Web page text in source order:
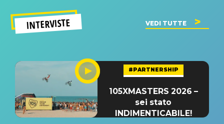
INTERVISTE VEDI TUTTE
#PARTNERSHIP
105XMASTERS 2026 –
sei stato
INDIMENTICABILE!